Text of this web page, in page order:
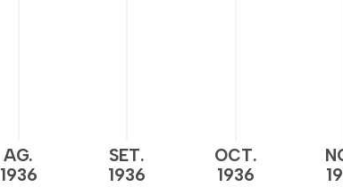
AG.
1936
SET.
1936
OCT.
1936